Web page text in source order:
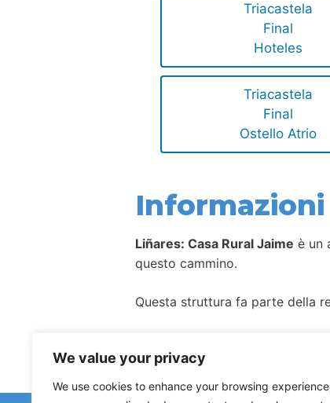
We value your privacy
We use cookies to enhance your browsing
Triacastela
Final
Hoteles
Triacastela
Final
Ostello Atrio
Liñares: Casa Rural Jaime è un
questo cammino.
Questa struttura fa parte della
Come per la maggior parte